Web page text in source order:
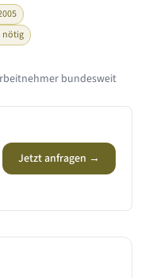
nötig
bundesweit
Jetzt anfragen →